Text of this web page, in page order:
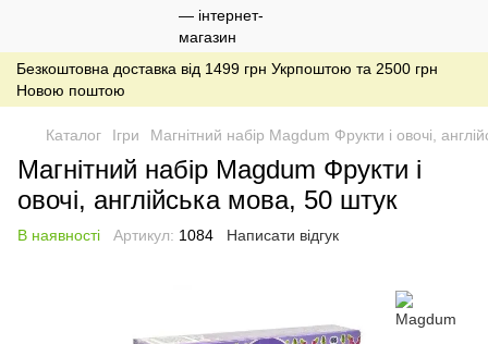
Безкоштовна доставка від 1499 грн Укрпоштою та 2500 грн
Новою поштою
Каталог Ігри Магнітний набір Magdum Фрукти і овочі,
Магнітний набір Magdum Фрукти і
овочі, англійська мова, 50 штук
В наявності Артикул: 1084 Написати відгук